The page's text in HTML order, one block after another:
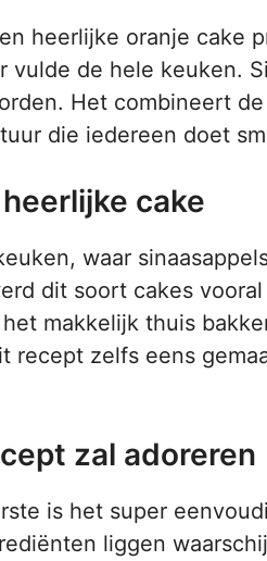
heerlijke oranje cake
de hele keuken.
Het combineert
die iedereen doet
cake
waar
dit soort cakes
makkelijk thuis
zelfs eens
zal adoreren
is het super
liggen